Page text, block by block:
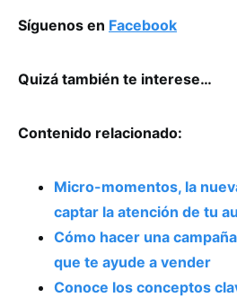
Síguenos en Facebook
Quizá también te interese…
Contenido relacionado:
Micro-momentos, la
captar la atención de tu
Cómo hacer una
que te ayude a vender
Conoce los conceptos